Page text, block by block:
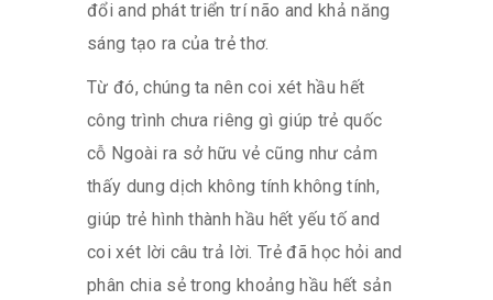
đổi and phát triển trí não and khả năng
sáng tạo ra của trẻ thơ.
Từ đó, chúng ta nên coi xét hầu hết
công trình chưa riêng gì giúp trẻ quốc
cỗ Ngoài ra sở hữu vẻ cũng như cảm
thấy dung dịch không tính không tính,
giúp trẻ hình thành hầu hết yếu tố and
coi xét lời câu trả lời. Trẻ đã học hỏi and
phân chia sẻ trong khoảng hầu hết sản